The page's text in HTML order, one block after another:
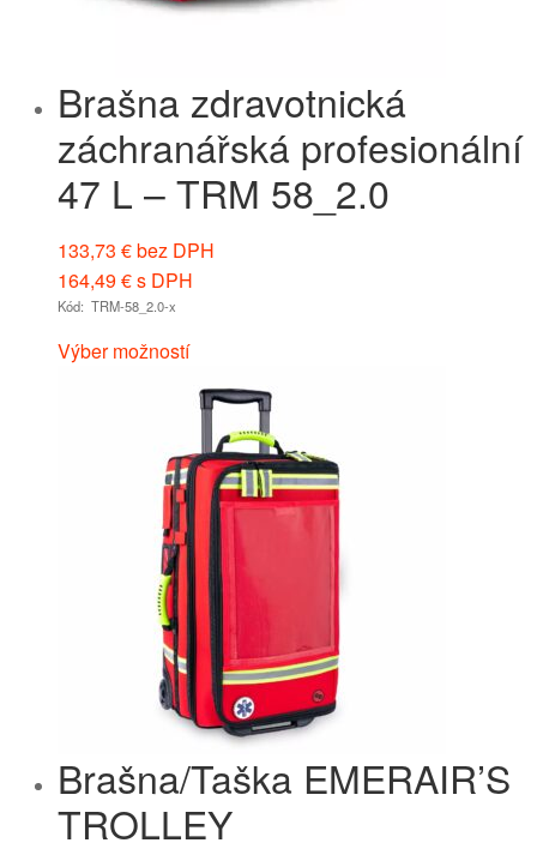
Brašna zdravotnická
záchranářská profesionální
47 L – TRM 58_2.0
133,73 €bez DPH
164,49€s DPH
Kód: TRM-58_2.0-x
Výber možností
Brašna/Taška EMERAIR’S
TROLLEY